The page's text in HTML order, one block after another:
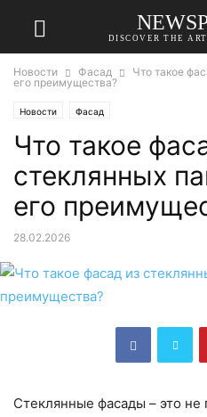
DISCOVER THE
Новости Фасад
Что такое
его преимущества?
Новости Фасад
Что такое
стеклянных
его
28.02.2026
Стеклянные фасады – это не